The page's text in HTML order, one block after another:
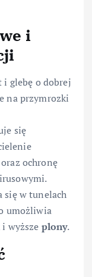
i
i glebę o dobrej
na przymrozki
się
ochronę
się w tunelach
umożliwia
wyższe plony.